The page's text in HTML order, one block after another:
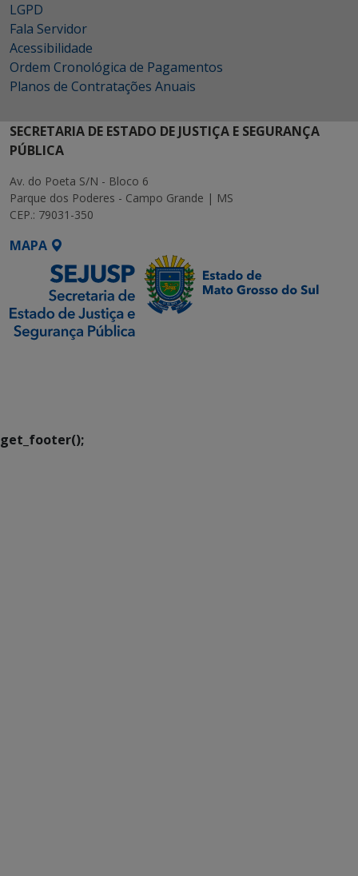
LGPD
Fala Servidor
Acessibilidade
Ordem Cronológica de Pagamentos
Planos de Contratações Anuais
SECRETARIA DE ESTADO DE JUSTIÇA E SEGURANÇA
PÚBLICA
Av. do Poeta S/N - Bloco 6
Parque dos Poderes - Campo Grande | MS
CEP.: 79031-350
MAPA
get_footer();